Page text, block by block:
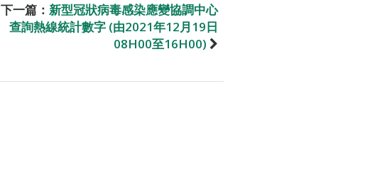
下一篇： 新型冠狀病毒感染應變協調中心
查詢熱線統計數字 (由2021年12月19日
08H00至16H00)